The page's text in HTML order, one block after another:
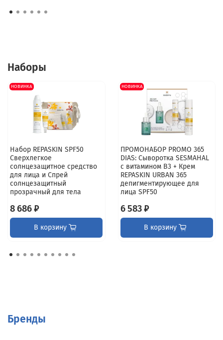
Наборы
НОВИНКА
Набор REPASKIN SPF50
Сверхлегкое
солнцезащитное средство
для лица и Спрей
солнцезащитный
прозрачный для тела
8 686 ₽
В корзину
НОВИНКА
ПРОМОНАБОР PROMO 365
DIAS: Сыворотка SESMAHAL
с витамином B3 + Крем
REPASKIN URBAN 365
депигментирующее для
лица SPF50
6 583 ₽
В корзину
Бренды